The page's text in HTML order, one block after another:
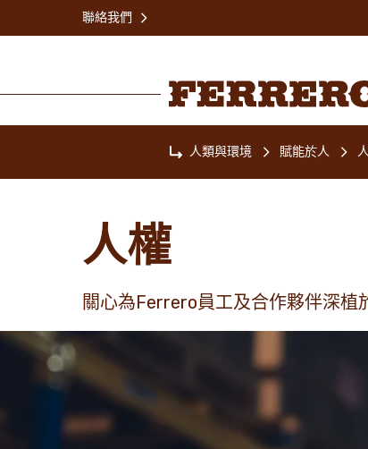
聯絡我們
人類與環境 賦能於人
人權
關心為Ferrero員工及合作夥伴深植